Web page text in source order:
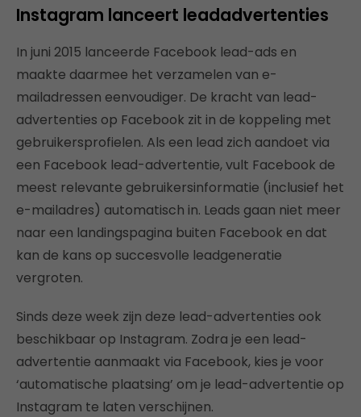
Instagram lanceert leadadvertenties
In juni 2015 lanceerde Facebook lead-ads en
maakte daarmee het verzamelen van e-
mailadressen eenvoudiger. De kracht van lead-
advertenties op Facebook zit in de koppeling met
gebruikersprofielen. Als een lead zich aandoet via
een Facebook lead-advertentie, vult Facebook de
meest relevante gebruikersinformatie (inclusief het
e-mailadres) automatisch in. Leads gaan niet meer
naar een landingspagina buiten Facebook en dat
kan de kans op succesvolle leadgeneratie
vergroten.
Sinds deze week zijn deze lead-advertenties ook
beschikbaar op Instagram. Zodra je een lead-
advertentie aanmaakt via Facebook, kies je voor
‘automatische plaatsing’ om je lead-advertentie op
Instagram te laten verschijnen.